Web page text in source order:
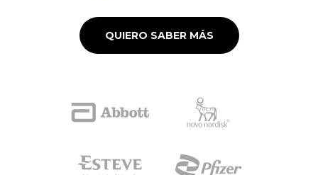
QUIERO SABER MÁS